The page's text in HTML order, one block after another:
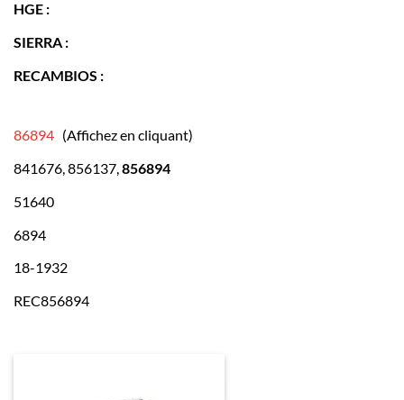
HGE :
SIERRA :
RECAMBIOS :
86894 (Affichez en cliquant)
841676, 856137,856894
51640
6894
18-1932
REC856894